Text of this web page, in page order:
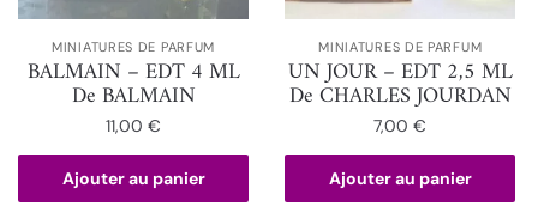
MINIATURES DE PARFUM
BALMAIN – EDT 4 ML
De BALMAIN
11,00€
Ajouter au panier
MINIATURES DE PARFUM
UN JOUR – EDT 2,5 ML
De CHARLES JOURDAN
7,00€
Ajouter au panier